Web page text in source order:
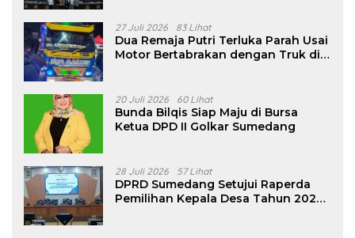
27 Juli 2026 83 Lihat
Dua Remaja Putri Terluka Parah Usai
Motor Bertabrakan dengan Truk di
20 Juli 2026 60 Lihat
Bunda Bilqis Siap Maju di Bursa
Ketua DPD II Golkar Sumedang
28 Juli 2026 57 Lihat
DPRD Sumedang Setujui Raperda
Pemilihan Kepala Desa Tahun 2026